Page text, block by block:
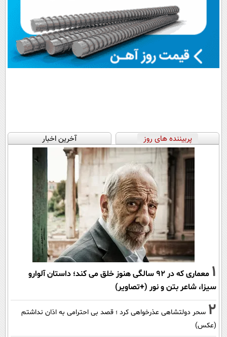
پربیننده های روز آخرین اخبار
1
معماری که در 92 سالگی هنوز خلق می کند؛ داستان آلوارو
سیزا، شاعر بتن و نور (+تصاویر)
2 سحر دولتشاهی عذرخواهی کرد ؛ قصد بی احترامی به اذان نداشتم
(عکس)